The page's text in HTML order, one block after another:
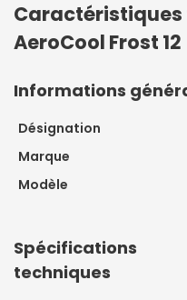
Caractéristiques
AeroCool Frost 12
Informations
Désignation
Marque
Modèle
Spécifications
techniques